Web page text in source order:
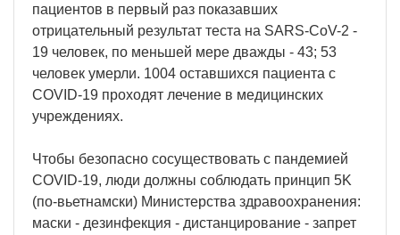
пациентов в первый раз показавших
отрицательный результат теста на SARS-CoV-2 -
19 человек, по меньшей мере дважды - 43; 53
человек умерли. 1004 оставшихся пациента с
COVID-19 проходят лечение в медицинских
учреждениях.
Чтобы безопасно сосуществовать с пандемией
COVID-19, люди должны соблюдать принцип 5K
(по-вьетнамски) Министерства здравоохранения:
маски - дезинфекция - дистанцирование - запрет